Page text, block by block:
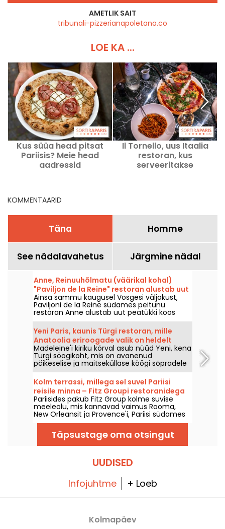
AMETLIK SAIT
tribunali-pizzerianapoletana.co
LOE KA ...
Kus süüa head pitsat
Pariisis? Meie head
aadressid
Il Tornello, uus Itaalia
restoran, kus
serveeritakse
KOMMENTAARID
Täna Homme
See nädalavahetus Järgmine nädal
Anne, Reinuuhõlmatu (väärikal kohal)
"Paviljon de la Reine" restoran alustab uut
peatükki koos kokk Thibault
Sombardieriga
Ainsa sammu kaugusel Vosgesi väljakust,
Paviljoni de la Reine südames peitunu
restoran Anne alustab uut peatükki koos
peakokaga Thibault Sombardier’ga. Siin
pakutakse klassikalist, kuid elutervet kööki,
mille elegantsus ei ole end ilustades
esiletõstetud.
Yeni Paris, kaunis Türgi restoran, mille
Anatoolia eriroogade valik on heldelt
rikkalik, Madeleine'i kvartalis
Madeleine'i kiriku kõrval asub nüüd Yeni, kena
Türgi söögikoht, mis on avanenud
päikeselise ja maitseküllase köögi sõpradele
alates 2025. aasta lõpust. Sõbralik laud,
ideaalne õhtuseks apéro’ks mezzede ümber,
kus võõrustamine on sama soe kui taldrikud.
Kolm terrassi, millega sel suvel Pariisi
reisile minna – Fitz Groupi restoranidega
Pariisides pakub Fitz Group kolme suvise
meeleolu, mis kannavad vaimus Rooma,
New Orleansit ja Provence'i, Pariisi südames
– Ooperist Eiffeli torni vahele. Iga asukoht,
oma terrassiga, pakub täieõiguslikku
peatuspaika, ilma pealinnast lahkumata.
Täpsustage oma otsingut
UUDISED
Infojuhtme + Loeb
Kolmapäev